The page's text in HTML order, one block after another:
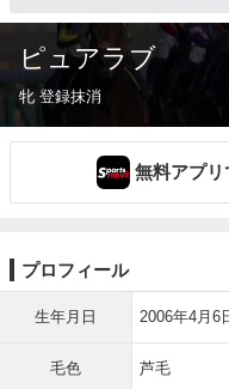
ピュアラブ
牝 登録抹消
無料アプリ
プロフィール
生年月日 2006年4月6
毛色 芦毛